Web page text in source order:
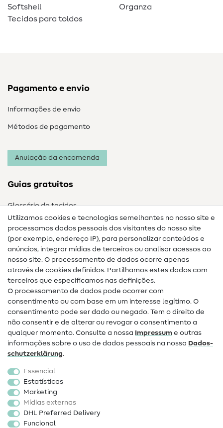
Softshell
Tecidos para toldos
Organza
Pagamento e envio
Informações de envio
Métodos de pagamento
Anulação da encomenda
Guias gratuitos
Glossário de tecidos
Guias de costura
Ajuda e contacto
Contacto
Mudança de proprietário
Perguntas frequentes (FAQ)
Direito de cancelamento
Popular
Tecidos
Acessórios de costura
Promoção
Utilizamos cookies e tecnologias semelhantes no nosso site e
processamos dados pessoais dos visitantes do nosso site
(por exemplo, endereço IP), para personalizar conteúdos e
anúncios, integrar mídias de terceiros ou analisar acessos ao
nosso site. O processamento de dados ocorre apenas
através de cookies definidos. Partilhamos estes dados com
terceiros que especificamos nas definições.
O processamento de dados pode ocorrer com
consentimento ou com base em um interesse legítimo. O
consentimento pode ser dado ou negado. Tem o direito de
não consentir e de alterar ou revogar o consentimento a
qualquer momento. Consulte a nossa Impressum e outras
informações sobre o uso de dados pessoais na nossa Dados­
schutz­erklärung.
Essencial
Estatísticas
Marketing
Mídias externas
DHL Preferred Delivery
Funcional